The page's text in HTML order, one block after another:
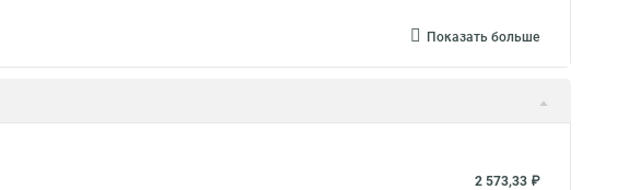
Показать больше
2 573,33 ₽